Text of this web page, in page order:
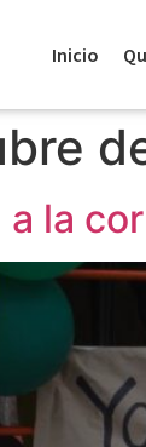
Inicio
la